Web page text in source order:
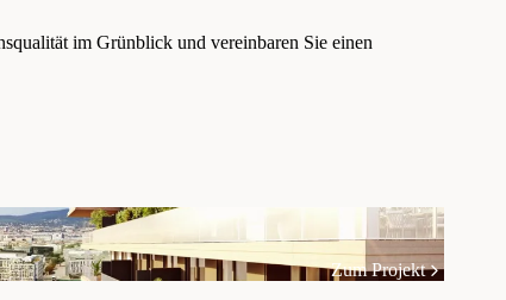
im Grünblick und vereinbaren Sie einen
Zum Projekt